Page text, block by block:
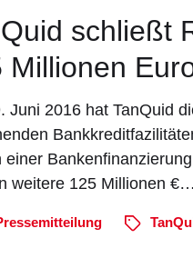
schließt
Millionen
Juni 2016 hat TanQuid
einer
weitere 125 Millionen €…